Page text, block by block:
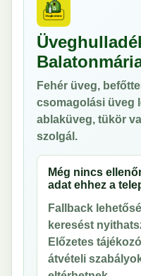
Fehér üveg,
csomagolási üveg
ablaküveg, tükör
szolgál.
Még nincs
adat ehhez a
Fallback
keresést
Előzetes
átvételi